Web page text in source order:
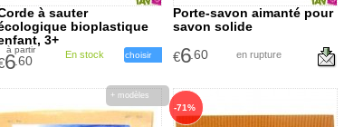
à sauter
bioplastique
3+
à partir
6.60 En stock choisir
Porte-savon aimanté pour
savon solide
€6.60 en rupture
+ modèles
-71%